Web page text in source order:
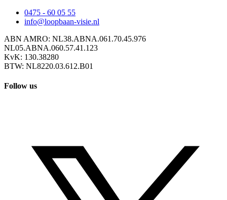
0475 - 60 05 55
info@loopbaan-visie.nl
ABN AMRO: NL38.ABNA.061.70.45.976
NL05.ABNA.060.57.41.123
KvK: 130.38280
BTW: NL8220.03.612.B01
Follow us